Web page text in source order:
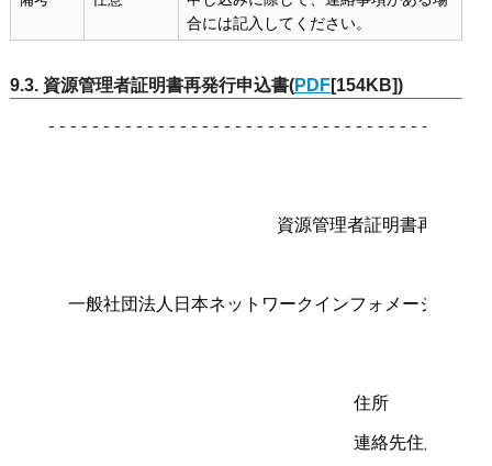
合には記入してください。
9.3. 資源管理者証明書再発行申込書(PDF[154KB])
資源管理者証明書再発行申
一般社団法人日本ネットワークインフォメーション
                            住所
                            連絡先住所